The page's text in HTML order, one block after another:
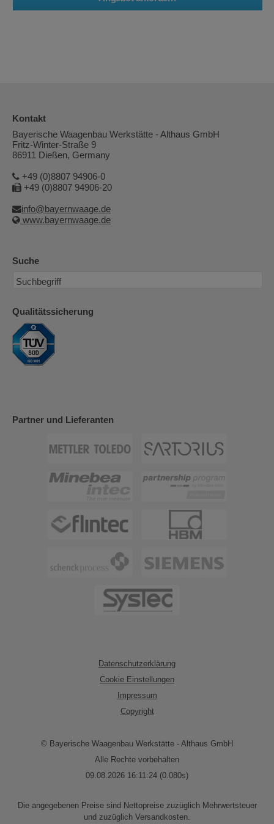
Kontakt
Bayerische Waagenbau Werkstätte - Althaus GmbH
Fritz-Winter-Straße 9
86911 Dießen, Germany
+49 (0)8807 94906-0
+49 (0)8807 94906-20
info@bayernwaage.de
www.bayernwaage.de
Suche
Qualitätssicherung
Partner und Lieferanten
Datenschutzerklärung
Cookie Einstellungen
Impressum
Copyright
© Bayerische Waagenbau Werkstätte - Althaus GmbH
Alle Rechte vorbehalten
09.08.2026 16:11:24 (0.080s)
Die angegebenen Preise sind Nettopreise zuzüglich Mehrwertsteuer
und zuzüglich Versandkosten.